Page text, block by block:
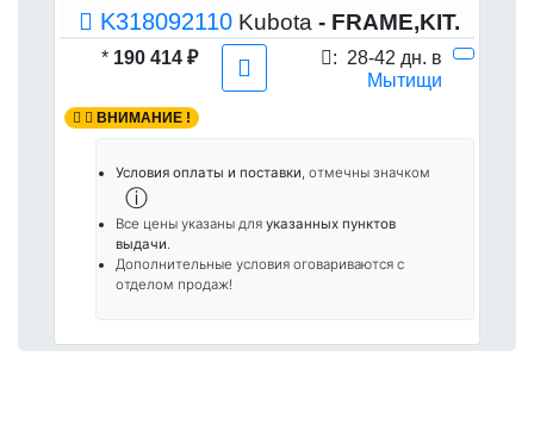
K318092110 Kubota - FRAME,KIT.
* 190 414 ₽ : 28-42 дн. в
Мытищи
ВНИМАНИЕ !
Условия оплаты и поставки, отмечны значком
ⓘ
Все цены указаны для указанных пунктов
выдачи.
Дополнительные условия оговариваются с
отделом продаж!